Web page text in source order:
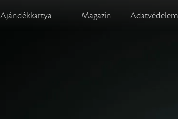
Ajándékkártya Magazin Adatvédelem